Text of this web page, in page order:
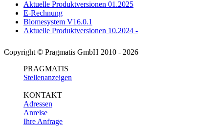
Aktuelle Produktversionen 01.2025
E-Rechnung
Blomesystem V16.0.1
Aktuelle Produktversionen 10.2024 -
Copyright © Pragmatis GmbH 2010 - 2026
PRAGMATIS
Stellenanzeigen
KONTAKT
Adressen
Anreise
Ihre Anfrage